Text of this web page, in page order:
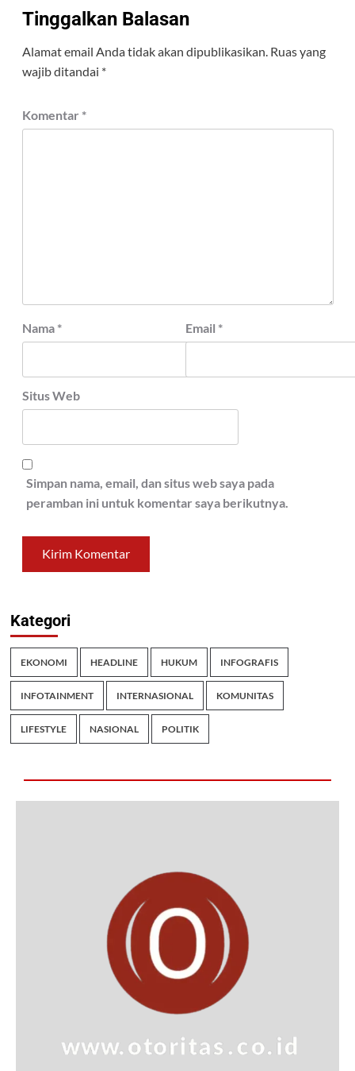
Tinggalkan Balasan
Alamat email Anda tidak akan dipublikasikan. Ruas yang
wajib ditandai *
Komentar *
Nama * Email *
Situs Web
Simpan nama, email, dan situs web saya pada
peramban ini untuk komentar saya berikutnya.
Kategori
EKONOMI HEADLINE HUKUM INFOGRAFIS
INFOTAINMENT INTERNASIONAL KOMUNITAS
LIFESTYLE NASIONAL POLITIK